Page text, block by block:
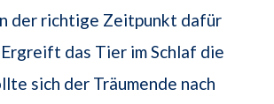
der richtige Zeitpunkt dafür
das Tier im Schlaf die
sich der Träumende nach